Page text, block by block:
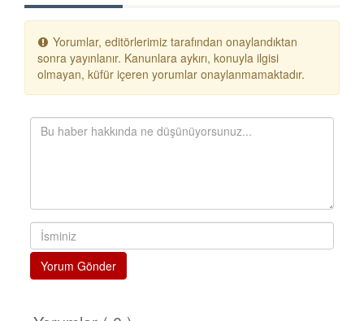
Yorumlar, editörlerimiz tarafından onaylandıktan
sonra yayınlanır. Kanunlara aykırı, konuyla ilgisi
olmayan, küfür içeren yorumlar onaylanmamaktadır.
Yorum Gönder